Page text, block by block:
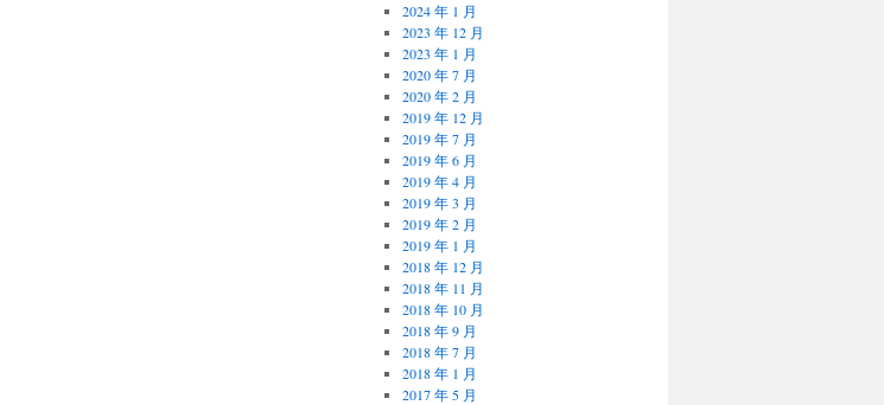
2024 年 1 月
2023 年 12 月
2023 年 1 月
2020 年 7 月
2020 年 2 月
2019 年 12 月
2019 年 7 月
2019 年 6 月
2019 年 4 月
2019 年 3 月
2019 年 2 月
2019 年 1 月
2018 年 12 月
2018 年 11 月
2018 年 10 月
2018 年 9 月
2018 年 7 月
2018 年 1 月
2017 年 5 月